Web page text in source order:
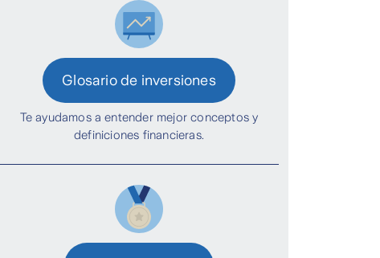
Glosario de inversiones
Te ayudamos a entender mejor conceptos y
definiciones financieras.